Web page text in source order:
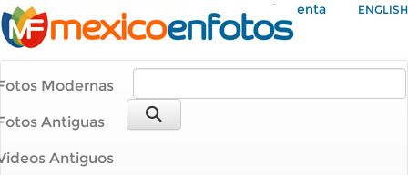
Mi Cuenta ENGLISH
Modernas
Antiguas
Antiguos